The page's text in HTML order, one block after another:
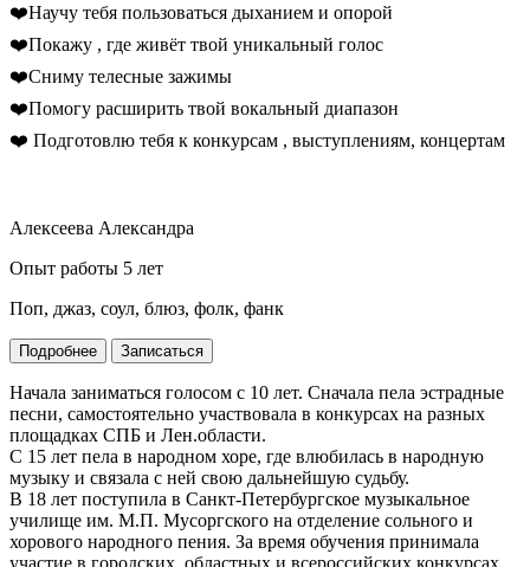
❤️Научу тебя пользоваться дыханием и опорой
❤️Покажу , где живёт твой уникальный голос
❤️Сниму телесные зажимы
❤️Помогу расширить твой вокальный диапазон
❤️ Подготовлю тебя к конкурсам , выступлениям, концертам
Алексеева Александра
Опыт работы 5 лет
Поп, джаз, соул, блюз, фолк, фанк
Подробнее Записаться
Начала заниматься голосом с 10 лет. Сначала пела эстрадные
песни, самостоятельно участвовала в конкурсах на разных
площадках СПБ и Лен.области.
С 15 лет пела в народном хоре, где влюбилась в народную
музыку и связала с ней свою дальнейшую судьбу.
В 18 лет поступила в Санкт-Петербургское музыкальное
училище им. М.П. Мусоргского на отделение сольного и
хорового народного пения. За время обучения принимала